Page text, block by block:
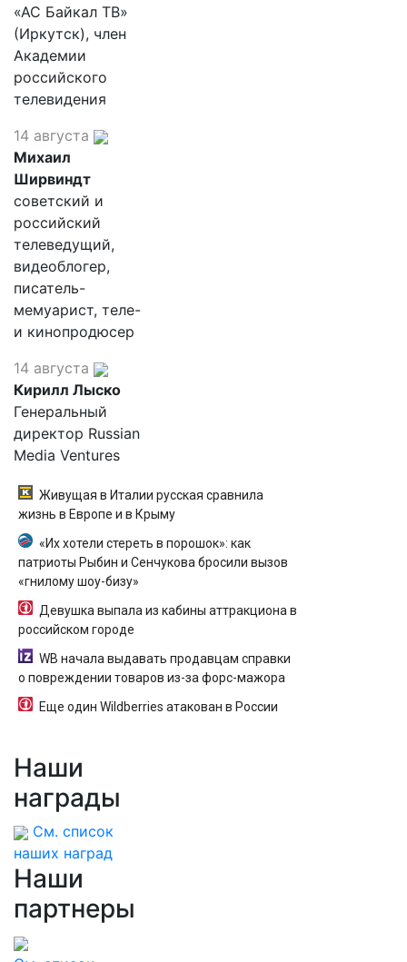
«АС Байкал ТВ»
(Иркутск), член
Академии
российского
телевидения
14 августа
Михаил
Ширвиндт
советский и
российский
телеведущий,
видеоблогер,
писатель-
мемуарист, теле-
и кинопродюсер
14 августа
Кирилл Лыско
Генеральный
директор Russian
Media Ventures
Живущая в Италии русская сравнила
жизнь в Европе и в Крыму
«Их хотели стереть в порошок»: как
патриоты Рыбин и Сенчукова бросили вызов
«гнилому шоу-бизу»
Девушка выпала из кабины аттракциона в
российском городе
WB начала выдавать продавцам справки
о повреждении товаров из-за форс-мажора
Еще один Wildberries атакован в России
Наши
награды
См. список
наших наград
Наши
партнеры